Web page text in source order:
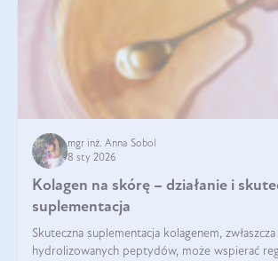
mgr inż. Anna Sobol
8 sty 2026
Kolagen na skórę – działanie i
suplementacja
Skuteczna suplementacja kolagenem,
hydrolizowanych peptydów, może wspierać